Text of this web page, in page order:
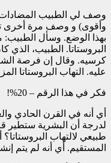
وصف لي الطبيب المضادات
وأقوى) و وصف مرة أخرى
بهذا الوضع. وسأل الطبيب:
البروستاتا. الطبيب،
عليه. التهاب
فكر في هذا الرقم – 20%!
أي أنه في القرن الحادي
لدرجة أن البشرية ستطير
طبيعي لالتهاب
المستقيم. أي أنه لم يتم إنشاء